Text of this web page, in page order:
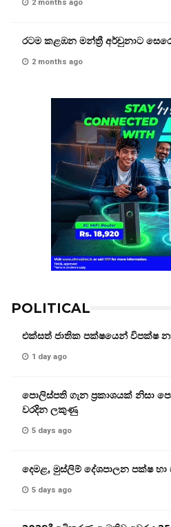
2 months ago
රටම කළඹන මන්ත්‍රී අර්චුනාට
2 months ago
POLITICAL
එක්සත් ජාතික පක්ෂයෙන් විපක්ෂ
1 day ago
පොලිස්පති ගැන ප්‍රකාශයක් නිසා
වරදින ලකුණු
5 days ago
දෙමළ, මුස්ලිම් දේශපාලන පක්ෂ
5 days ago